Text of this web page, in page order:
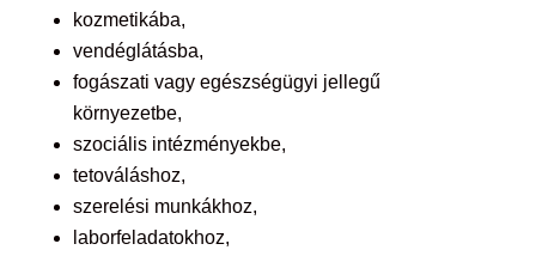
kozmetikába,
vendéglátásba,
fogászati vagy egészségügyi jellegű
környezetbe,
szociális intézményekbe,
tetováláshoz,
szerelési munkákhoz,
laborfeladatokhoz,